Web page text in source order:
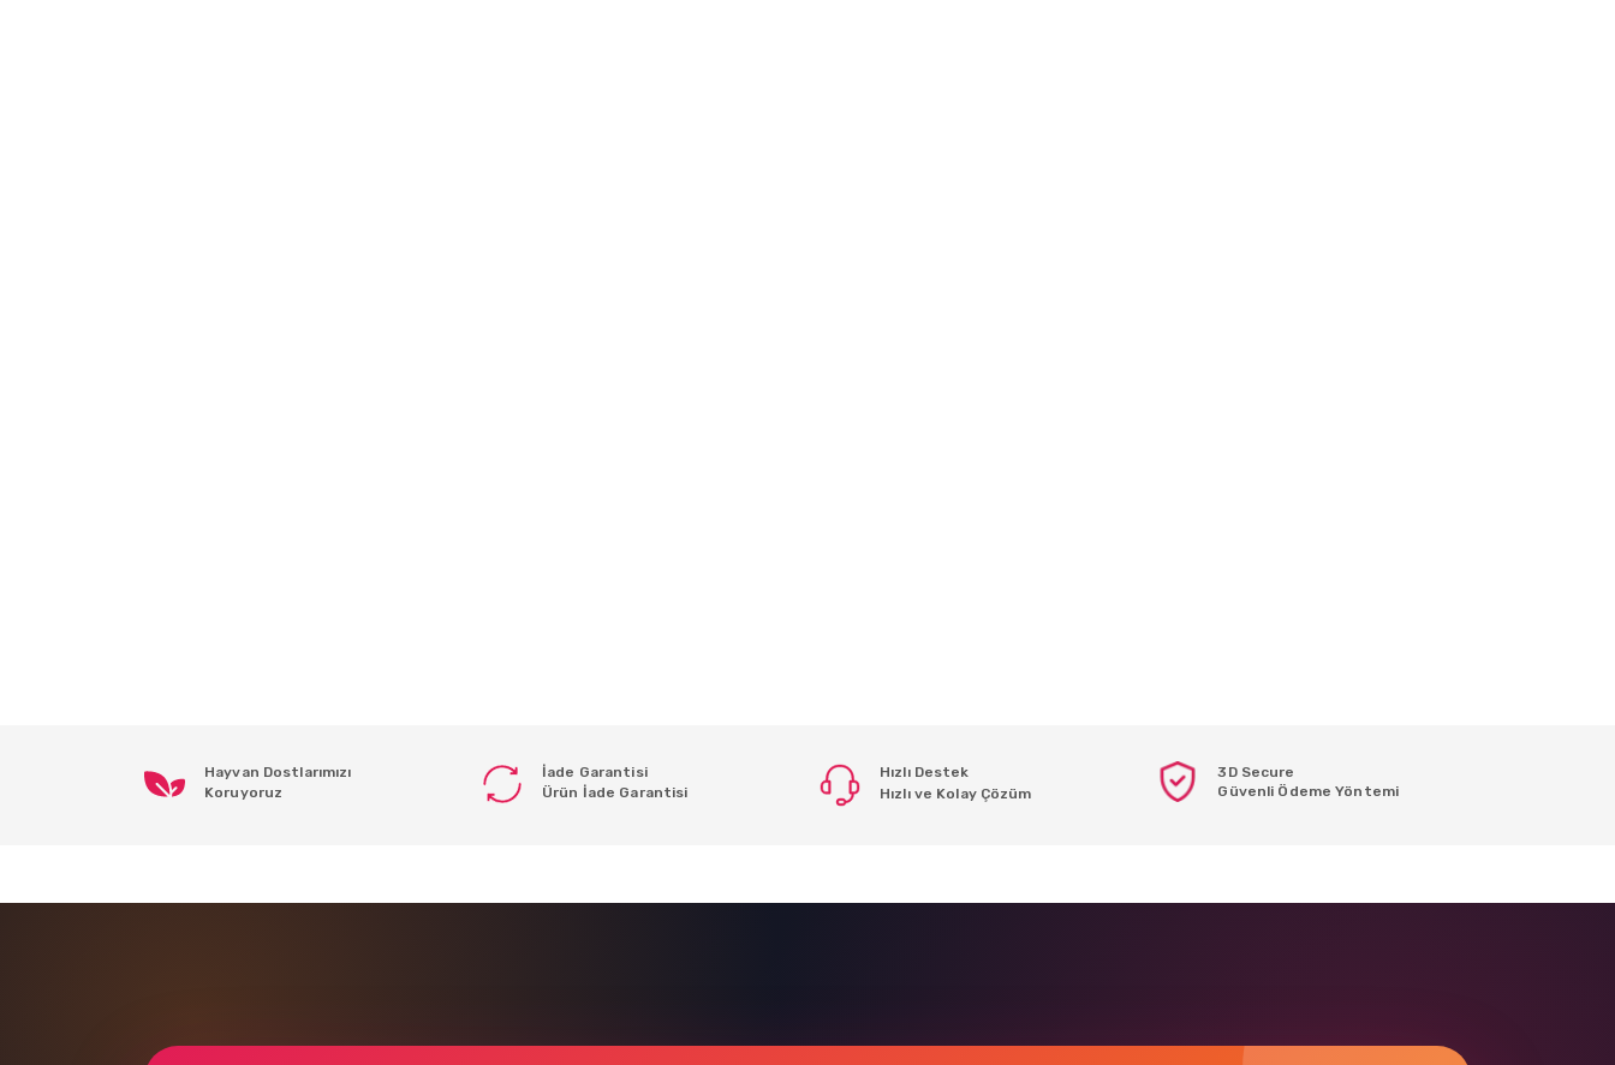
Hayvan Dostlarımızı
Koruyoruz
İade Garantisi
Ürün İade Garantisi
Hızlı Destek
Hızlı ve Kolay Çözüm
3D Secure
Güvenli Ödeme Yöntemi